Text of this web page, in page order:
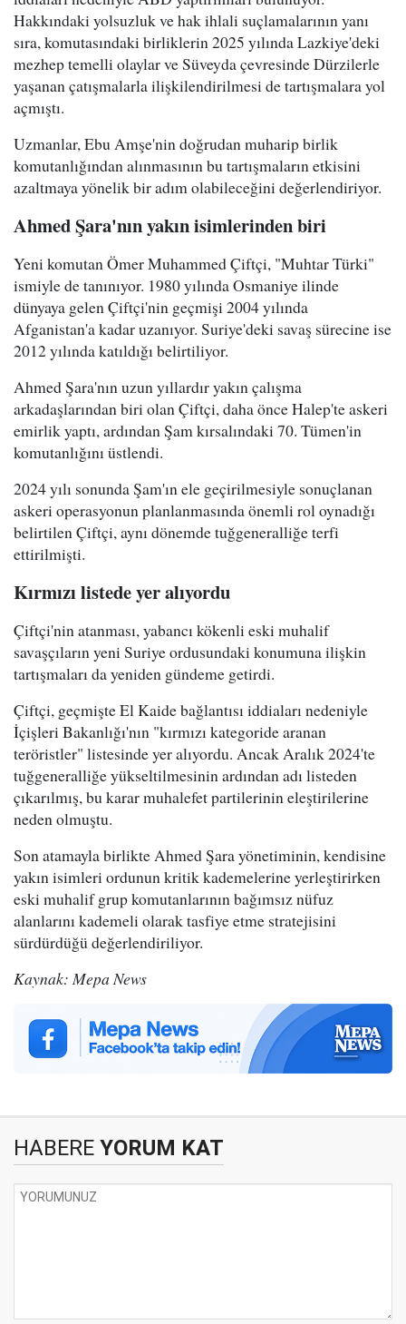
Hakkındaki yolsuzluk ve hak ihlali suçlamalarının yanı
sıra, komutasındaki birliklerin 2025 yılında Lazkiye'deki
mezhep temelli olaylar ve Süveyda çevresinde Dürzilerle
yaşanan çatışmalarla ilişkilendirilmesi de tartışmalara yol
açmıştı.
Uzmanlar, Ebu Amşe'nin doğrudan muharip birlik
komutanlığından alınmasının bu tartışmaların etkisini
azaltmaya yönelik bir adım olabileceğini değerlendiriyor.
Ahmed Şara'nın yakın isimlerinden biri
Yeni komutan Ömer Muhammed Çiftçi, "Muhtar Türki"
ismiyle de tanınıyor. 1980 yılında Osmaniye ilinde
dünyaya gelen Çiftçi'nin geçmişi 2004 yılında
Afganistan'a kadar uzanıyor. Suriye'deki savaş sürecine ise
2012 yılında katıldığı belirtiliyor.
Ahmed Şara'nın uzun yıllardır yakın çalışma
arkadaşlarından biri olan Çiftçi, daha önce Halep'te askeri
emirlik yaptı, ardından Şam kırsalındaki 70. Tümen'in
komutanlığını üstlendi.
2024 yılı sonunda Şam'ın ele geçirilmesiyle sonuçlanan
askeri operasyonun planlanmasında önemli rol oynadığı
belirtilen Çiftçi, aynı dönemde tuğgeneralliğe terfi
ettirilmişti.
Kırmızı listede yer alıyordu
Çiftçi'nin atanması, yabancı kökenli eski muhalif
savaşçıların yeni Suriye ordusundaki konumuna ilişkin
tartışmaları da yeniden gündeme getirdi.
Çiftçi, geçmişte El Kaide bağlantısı iddiaları nedeniyle
İçişleri Bakanlığı'nın "kırmızı kategoride aranan
teröristler" listesinde yer alıyordu. Ancak Aralık 2024'te
tuğgeneralliğe yükseltilmesinin ardından adı listeden
çıkarılmış, bu karar muhalefet partilerinin eleştirilerine
neden olmuştu.
Son atamayla birlikte Ahmed Şara yönetiminin, kendisine
yakın isimleri ordunun kritik kademelerine yerleştirirken
eski muhalif grup komutanlarının bağımsız nüfuz
alanlarını kademeli olarak tasfiye etme stratejisini
sürdürdüğü değerlendiriliyor.
Kaynak: Mepa News
HABERE YORUM KAT